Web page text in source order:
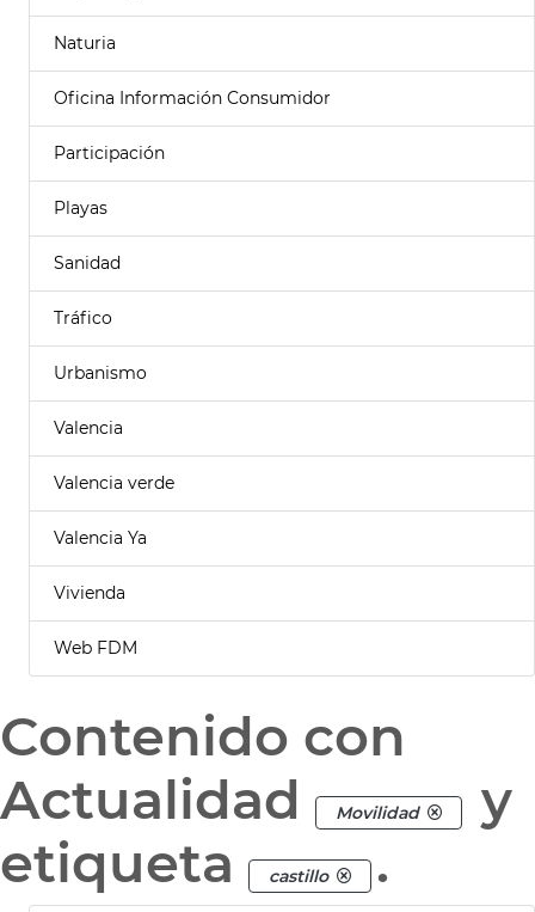
Naturia
Oficina Información Consumidor
Participación
Playas
Sanidad
Tráfico
Urbanismo
Valencia
Valencia verde
Valencia Ya
Vivienda
Web FDM
Contenido con
Actualidad
Movilidad
y
etiqueta
castillo .